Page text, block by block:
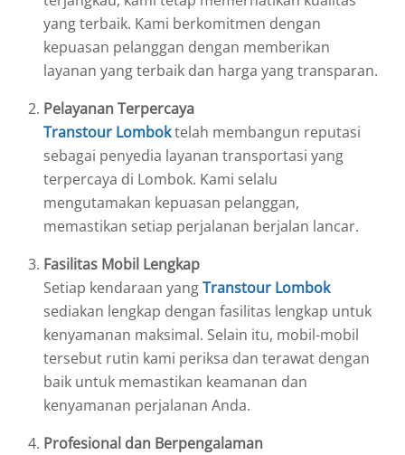
yang terbaik. Kami berkomitmen dengan
kepuasan pelanggan dengan memberikan
layanan yang terbaik dan harga yang transparan.
Pelayanan Terpercaya
Transtour Lomboktelah membangun reputasi
sebagai penyedia layanan transportasi yang
terpercaya di Lombok. Kami selalu
mengutamakan kepuasan pelanggan,
memastikan setiap perjalanan berjalan lancar.
Fasilitas Mobil Lengkap
Setiap kendaraan yangTranstour Lombok
sediakan lengkap dengan fasilitas lengkap untuk
kenyamanan maksimal. Selain itu, mobil-mobil
tersebut rutin kami periksa dan terawat dengan
baik untuk memastikan keamanan dan
kenyamanan perjalanan Anda.
Profesional dan Berpengalaman